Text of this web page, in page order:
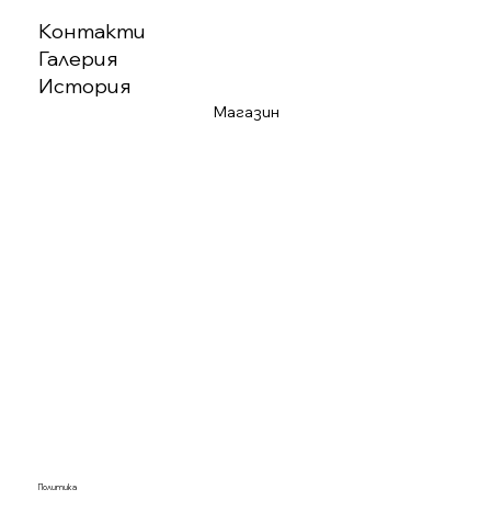
Контакти
Галерия
История
Магазин
Политика